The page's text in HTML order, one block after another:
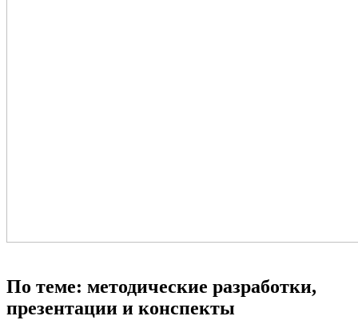
По теме: методические разработки,
презентации и конспекты